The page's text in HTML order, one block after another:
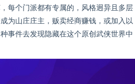
每个门派都有专属的，风格迥异且多层
为山庄庄主，贩卖经商赚钱，或加入以
事件去发现隐藏在这个原创武侠世界中